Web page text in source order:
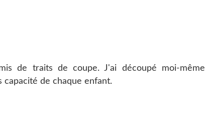
de traits de coupe. J'ai découpé moi-même
capacité de chaque enfant.